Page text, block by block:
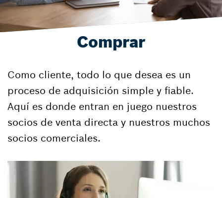
Comprar
Como cliente, todo lo que desea es un
proceso de adquisición simple y fiable.
Aquí es donde entran en juego nuestros
socios de venta directa y nuestros muchos
socios comerciales.